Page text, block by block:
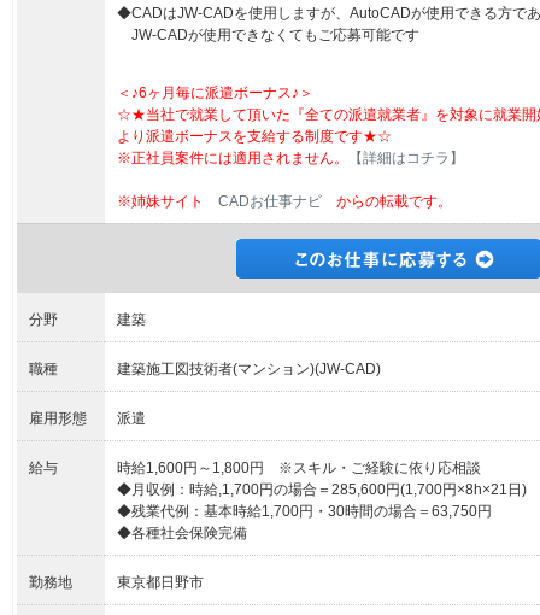
◆CADはJW-CADを使用しますが、AutoCADが使用できる方で
JW-CADが使用できなくてもご応募可能です
＜♪6ヶ月毎に派遣ボーナス♪＞
☆★当社で就業して頂いた『全ての派遣就業者』を対象に就業開
より派遣ボーナスを支給する制度です★☆
※正社員案件には適用されません。
【詳細はコチラ】
※姉妹サイト CADお仕事ナビ からの転載です。
分野 建築
職種 建築施工図技術者(マンション)(JW-CAD)
雇用形態 派遣
給与
時給1,600円～1,800円 ※スキル・ご経験に依り応相談
◆月収例：時給,1,700円の場合＝285,600円(1,700円×8h×21日)
◆残業代例：基本時給1,700円・30時間の場合＝63,750円
◆各種社会保険完備
勤務地 東京都日野市